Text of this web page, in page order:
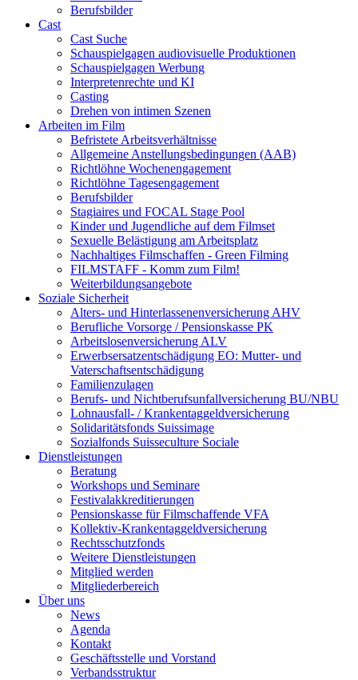
Berufsbilder
Cast
Cast Suche
Schauspielgagen audiovisuelle Produktionen
Schauspielgagen Werbung
Interpretenrechte und KI
Casting
Drehen von intimen Szenen
Arbeiten im Film
Befristete Arbeitsverhältnisse
Allgemeine Anstellungsbedingungen (AAB)
Richtlöhne Wochenengagement
Richtlöhne Tagesengagement
Berufsbilder
Stagiaires und FOCAL Stage Pool
Kinder und Jugendliche auf dem Filmset
Sexuelle Belästigung am Arbeitsplatz
Nachhaltiges Filmschaffen - Green Filming
FILMSTAFF - Komm zum Film!
Weiterbildungsangebote
Soziale Sicherheit
Alters- und Hinterlassenenversicherung AHV
Berufliche Vorsorge / Pensionskasse PK
Arbeitslosenversicherung ALV
Erwerbsersatzentschädigung EO: Mutter- und
Vaterschaftsentschädigung
Familienzulagen
Berufs- und Nichtberufsunfallversicherung BU/NBU
Lohnausfall- / Krankentaggeldversicherung
Solidaritätsfonds Suissimage
Sozialfonds Suisseculture Sociale
Dienstleistungen
Beratung
Workshops und Seminare
Festivalakkreditierungen
Pensionskasse für Filmschaffende VFA
Kollektiv-Krankentaggeldversicherung
Rechtsschutzfonds
Weitere Dienstleistungen
Mitglied werden
Mitgliederbereich
Über uns
News
Agenda
Kontakt
Geschäftsstelle und Vorstand
Verbandsstruktur